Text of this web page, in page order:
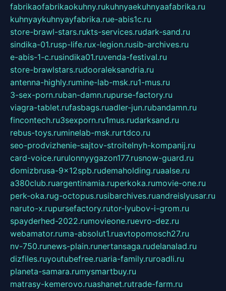
fabrikaofabrikaokuhny.rukuhnyaekuhnyaafabrika.ru
kuhnyaykuhnyayfabrika.rue-abis1c.ru
store-brawl-stars.rukts-services.rudark-sand.ru
sindika-01.rusp-life.rux-legion.rusib-archives.ru
e-abis-1-c.rusindika01.ruvenda-festival.ru
store-brawlstars.rudooraleksandria.ru
antenna-highly.rumine-lab-msk.ru1-mus.ru
3-sex-porn.ruban-damn.rupurse-factory.ru
viagra-tablet.rufasbags.ruadler-jun.rubandamn.ru
fincontech.ru3sexporn.ru1mus.rudarksand.ru
rebus-toys.ruminelab-msk.rurtdco.ru
seo-prodvizhenie-sajtov-stroitelnyh-kompanij.ru
card-voice.rurulonnyygazon177.rusnow-guard.ru
domizbrusa-9x12spb.rudemaholding.ruaalse.ru
a380club.ruargentinamia.ruperkoka.rumovie-one.ru
perk-oka.rug-octopus.rusibarchives.ruandreislyusar.ru
naruto-x.rupursefactory.rutor-lyubov-i-grom.ru
spayderhed-2022.rumovieone.ruevro-dez.ru
webamator.ruma-absolut1.ruavtopomosch27.ru
nv-750.runews-plain.runertansaga.rudelanalad.ru
dizfiles.ruyoutubefree.ruaria-family.ruroadli.ru
planeta-samara.rumysmartbuy.ru
matrasy-kemerovo.ruashanet.rutrade-farm.ru